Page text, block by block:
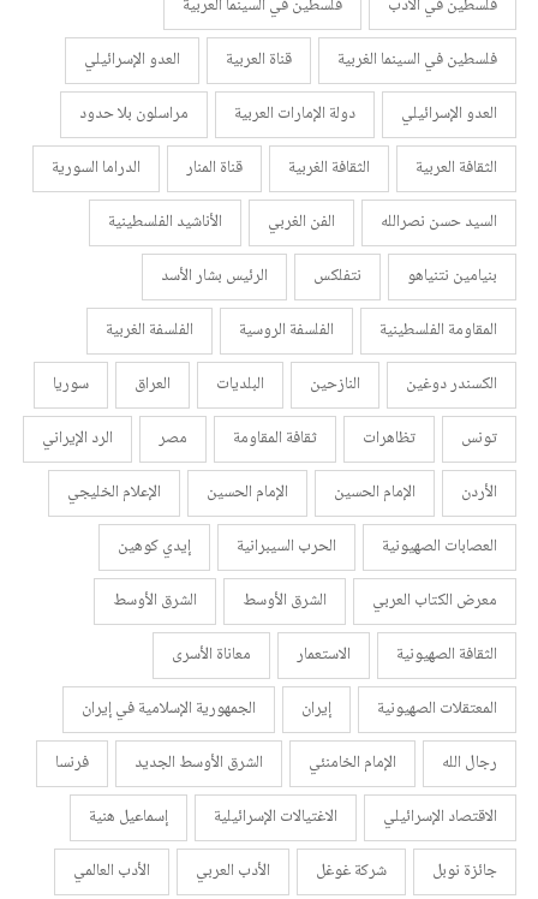
فلسطين في الأدب
فلسطين في السينما العربية
فلسطين في السينما الغربية
قناة العربية
العدو الإسرائيلي
العدو الإسرائيلي
دولة الإمارات العربية
مراسلون بلا حدود
الثقافة العربية
الثقافة الغربية قناة المنار
الدراما السورية
السيد حسن نصرالله
الفن الغربي
الأناشيد الفلسطينية
بنيامين نتنياهو
نتفلكس
الرئيس بشار الأسد
المقاومة الفلسطينية
الفلسفة الروسية
الفلسفة الغربية
الكسندر دوغين
النازحين البلديات العراق
سوريا
تونس
تظاهرات ثقافة المقاومة مصر
الرد الإيراني
الأردن
الإمام الحسين الإمام الحسين
الإعلام الخليجي
العصابات الصهيونية
الحرب السيبرانية
إيدي كوهين
معرض الكتاب العربي
الشرق الأوسط
الشرق الأوسط
الثقافة الصهيونية
الاستعمار
معاناة الأسرى
المعتقلات الصهيونية
إيران
الجمهورية الإسلامية في إيران
رجال الله
الإمام الخامنئي الشرق الأوسط الجديد
فرنسا
الاقتصاد الإسرائيلي
الاغتيالات الإسرائيلية
إسماعيل هنية
جائزة نوبل
شركة غوغل الأدب العربي
الأدب العالمي